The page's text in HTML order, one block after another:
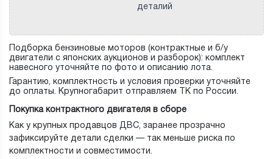
деталий
Подборка бензиновые моторов (контрактные и б/у
двигатели с японских аукционов и разборок): комплект
навесного уточняйте по фото и описанию лота.
Гарантию, комплектность и условия проверки уточняйте
до оплаты. Крупногабарит отправляем ТК по России.
Покупка контрактного двигателя в сборе
Как у крупных продавцов ДВС, заранее прозрачно
зафиксируйте детали сделки — так меньше риска по
комплектности и совместимости.